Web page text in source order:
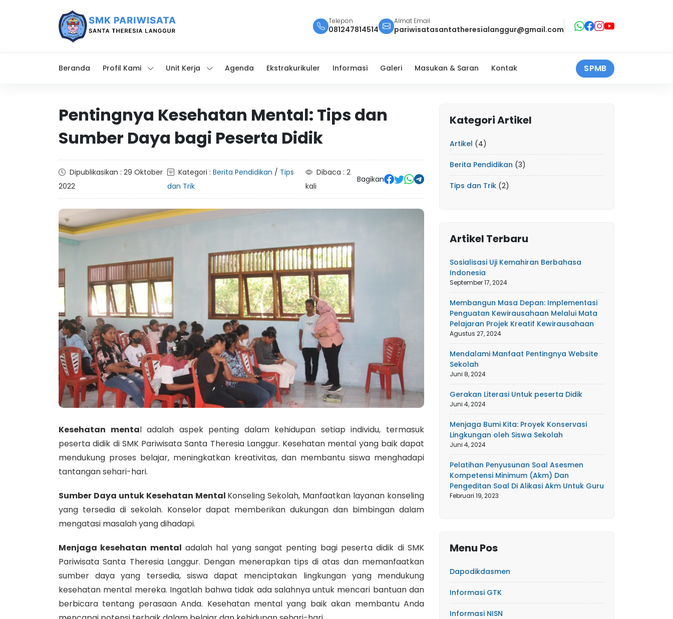
Telepon
081247814514
Almat Email
pariwisatasantatheresialanggur@gmail.com
Beranda Profil Kami Unit Kerja Agenda Ekstrakurikuler Informasi Galeri Masukan & Saran Kontak SPMB
Pentingnya Kesehatan Mental: Tips dan
Sumber Daya bagi Peserta Didik
Dipublikasikan : 29 Oktober
2022
Kategori : Berita Pendidikan / Tips
dan Trik
Dibaca : 2
kali
Bagikan
Kesehatan mental adalah aspek penting dalam kehidupan setiap individu, termasuk
peserta didik di SMK Pariwisata Santa Theresia Langgur. Kesehatan mental yang baik dapat
mendukung proses belajar, meningkatkan kreativitas, dan membantu siswa menghadapi
tantangan sehari-hari.
Sumber Daya untuk Kesehatan Mental Konseling Sekolah, Manfaatkan layanan konseling
yang tersedia di sekolah. Konselor dapat memberikan dukungan dan bimbingan dalam
mengatasi masalah yang dihadapi.
Menjaga kesehatan mental adalah hal yang sangat penting bagi peserta didik di SMK
Pariwisata Santa Theresia Langgur. Dengan menerapkan tips di atas dan memanfaatkan
sumber daya yang tersedia, siswa dapat menciptakan lingkungan yang mendukung
kesehatan mental mereka. Ingatlah bahwa tidak ada salahnya untuk mencari bantuan dan
berbicara tentang perasaan Anda. Kesehatan mental yang baik akan membantu Anda
Kategori Artikel
Artikel (4)
Berita Pendidikan (3)
Tips dan Trik (2)
Artikel Terbaru
Sosialisasi Uji Kemahiran Berbahasa
Indonesia
September 17, 2024
Membangun Masa Depan: Implementasi
Penguatan Kewirausahaan Melalui Mata
Pelajaran Projek Kreatif Kewirausahaan
Agustus 27, 2024
Mendalami Manfaat Pentingnya Website
Sekolah
Juni 8, 2024
Gerakan Literasi Untuk peserta Didik
Juni 4, 2024
Menjaga Bumi Kita: Proyek Konservasi
Lingkungan oleh Siswa Sekolah
Juni 4, 2024
Pelatihan Penyusunan Soal Asesmen
Kompetensi Minimum (Akm) Dan
Pengeditan Soal Di Alikasi Akm Untuk Guru
Februari 19, 2023
Menu Pos
Dapodikdasmen
Informasi GTK
Informasi NISN